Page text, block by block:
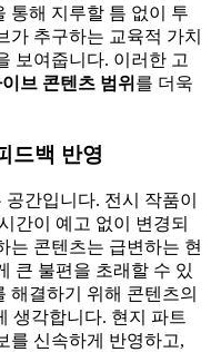
통해 지루할 틈 없이 투
가 추구하는 교육적 가치
보여줍니다. 이러한 고
브 콘텐츠 범위 를 더욱
드백 반영
간입니다. 전시 작품이
간이 예고 없이 변경되
는 콘텐츠는 급변하는 현
큰 불편을 초래할 수 있
해결하기 위해 콘텐츠의
생각합니다. 현지 파트
를 신속하게 반영하고,